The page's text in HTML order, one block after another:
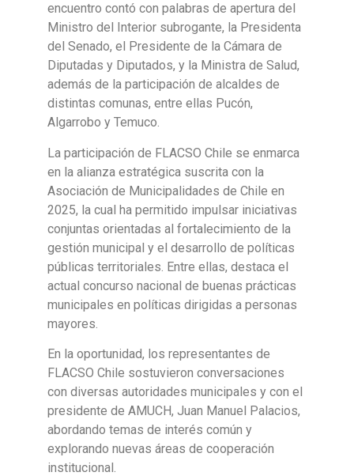
encuentro contó con palabras de apertura del
Ministro del Interior subrogante, la Presidenta
del Senado, el Presidente de la Cámara de
Diputadas y Diputados, y la Ministra de Salud,
además de la participación de alcaldes de
distintas comunas, entre ellas Pucón,
Algarrobo y Temuco.
La participación de FLACSO Chile se enmarca
en la alianza estratégica suscrita con la
Asociación de Municipalidades de Chile en
2025, la cual ha permitido impulsar iniciativas
conjuntas orientadas al fortalecimiento de la
gestión municipal y el desarrollo de políticas
públicas territoriales. Entre ellas, destaca el
actual concurso nacional de buenas prácticas
municipales en políticas dirigidas a personas
mayores.
En la oportunidad, los representantes de
FLACSO Chile sostuvieron conversaciones
con diversas autoridades municipales y con el
presidente de AMUCH, Juan Manuel Palacios,
abordando temas de interés común y
explorando nuevas áreas de cooperación
institucional.